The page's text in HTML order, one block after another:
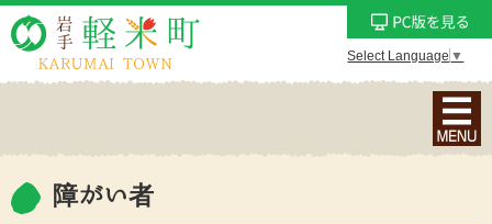
Select Language ▼
ナ
ビ
障がい者